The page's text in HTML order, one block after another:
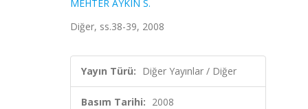
MEHTER AYKIN S.
Diğer, ss.38-39, 2008
Yayın Türü: Diğer Yayınlar / Diğer
Basım Tarihi: 2008